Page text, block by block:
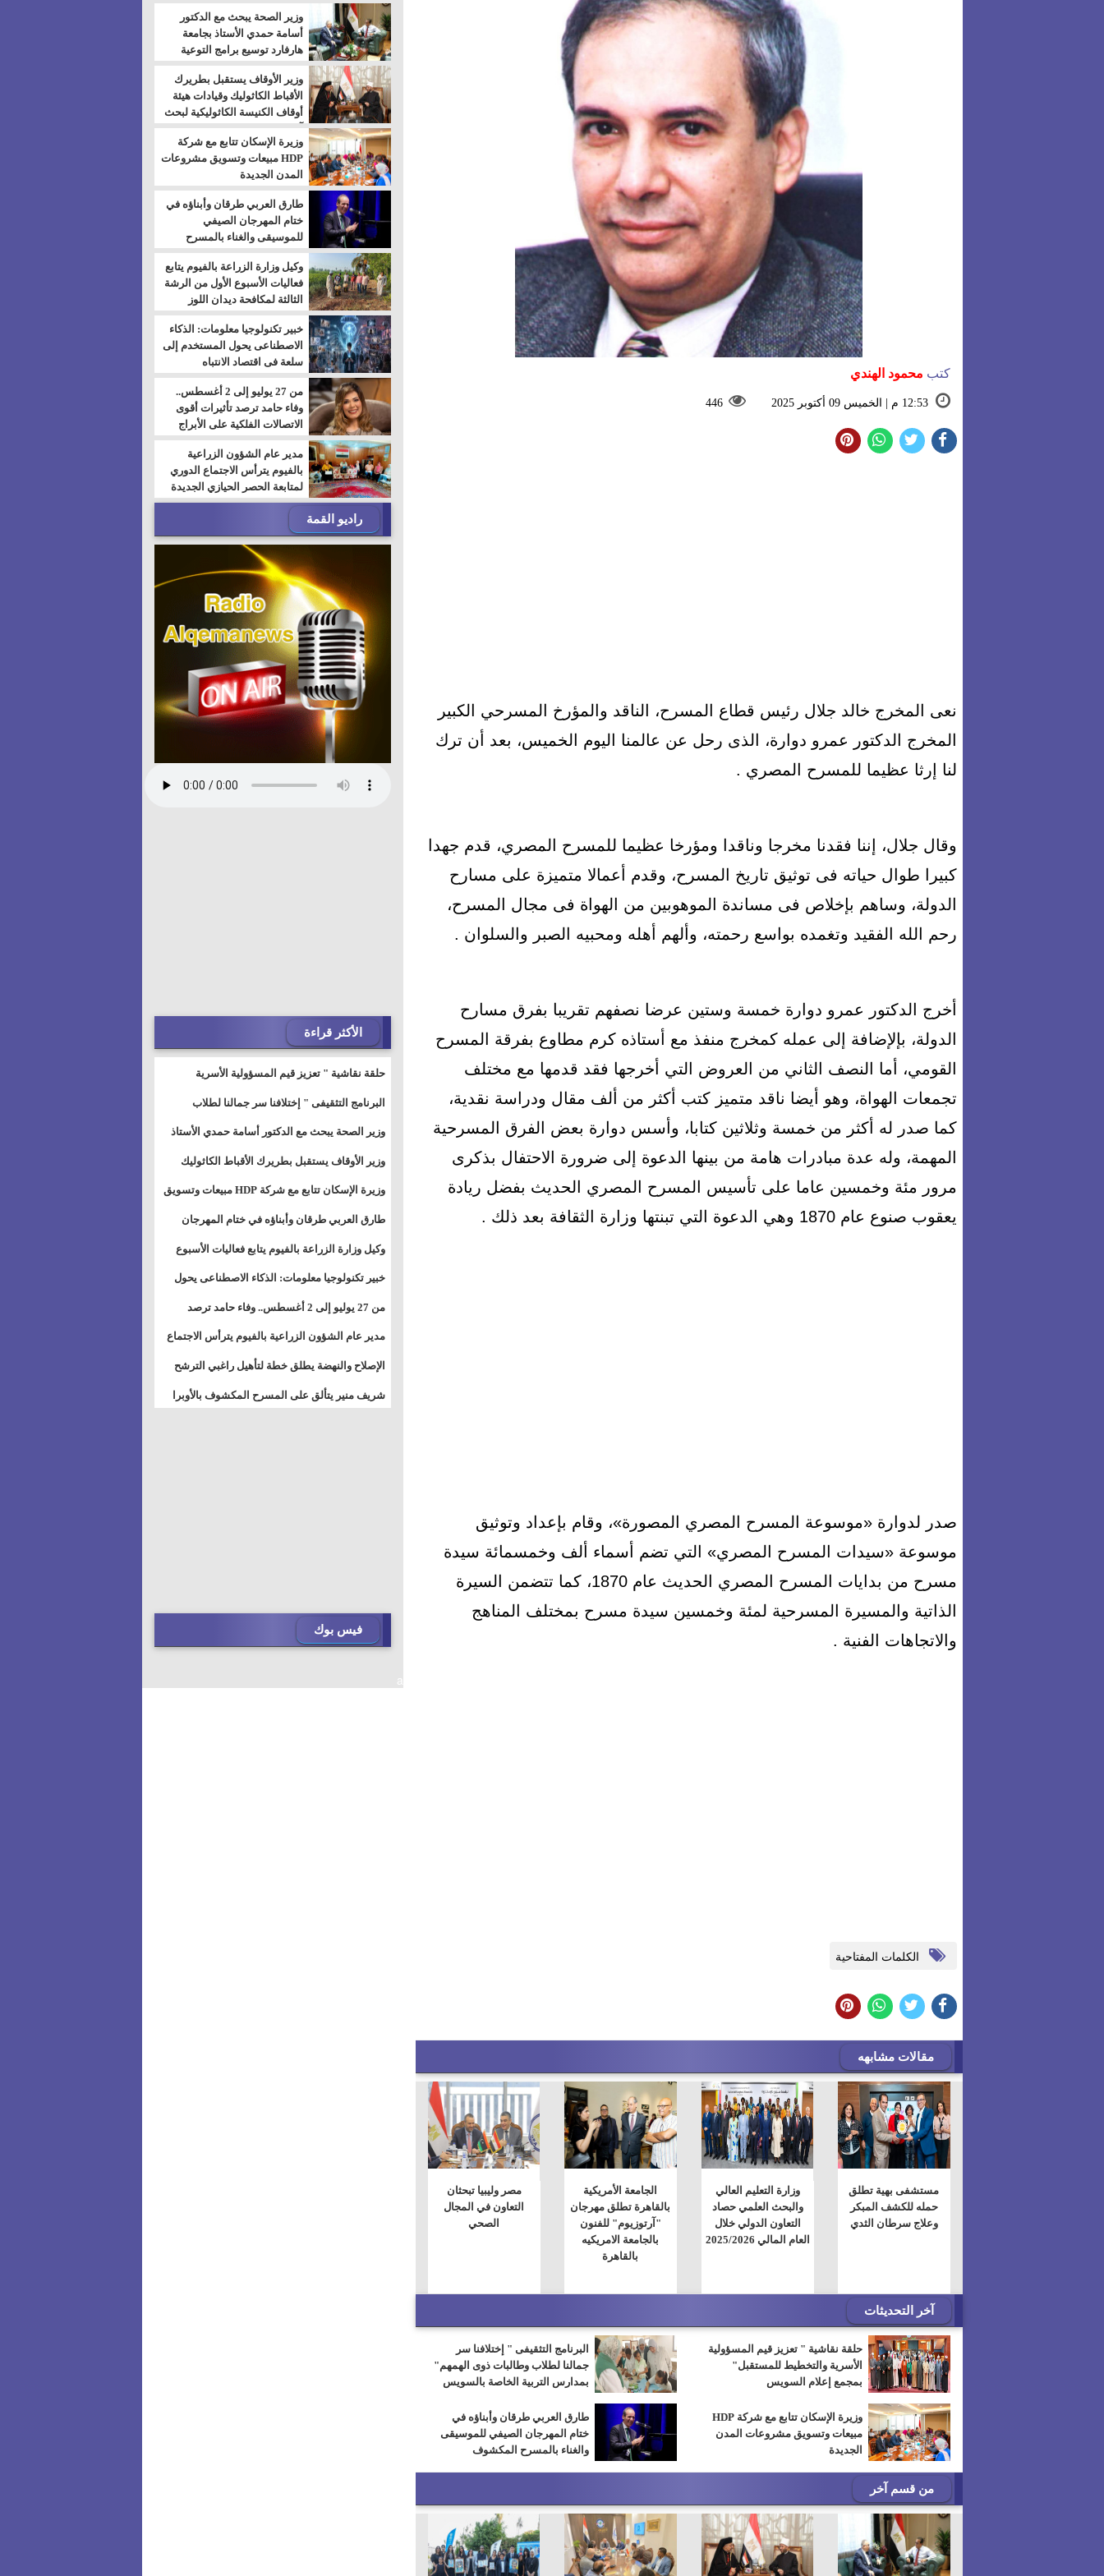
كتب محمود الهندي
12:53 م | الخميس 09 أكتوبر 2025 446
نعى المخرج خالد جلال رئيس قطاع المسرح، الناقد والمؤرخ المسرحي الكبير
المخرج الدكتور عمرو دوارة، الذى رحل عن عالمنا اليوم الخميس، بعد أن ترك
لنا إرثا عظيما للمسرح المصري .
وقال جلال، إننا فقدنا مخرجا وناقدا ومؤرخا عظيما للمسرح المصري، قدم جهدا
كبيرا طوال حياته فى توثيق تاريخ المسرح، وقدم أعمالا متميزة على مسارح
الدولة، وساهم بإخلاص فى مساندة الموهوبين من الهواة فى مجال المسرح،
رحم الله الفقيد وتغمده بواسع رحمته، وألهم أهله ومحبيه الصبر والسلوان .
أخرج الدكتور عمرو دوارة خمسة وستين عرضا نصفهم تقريبا بفرق مسارح
الدولة، بإلإضافة إلى عمله كمخرج منفذ مع أستاذه كرم مطاوع بفرقة المسرح
القومي، أما النصف الثاني من العروض التي أخرجها فقد قدمها مع مختلف
تجمعات الهواة، وهو أيضا ناقد متميز كتب أكثر من ألف مقال ودراسة نقدية،
كما صدر له أكثر من خمسة وثلاثين كتابا، وأسس دوارة بعض الفرق المسرحية
المهمة، وله عدة مبادرات هامة من بينها الدعوة إلى ضرورة الاحتفال بذكرى
مرور مئة وخمسين عاما على تأسيس المسرح المصري الحديث بفضل ريادة
يعقوب صنوع عام 1870 وهي الدعوة التي تبنتها وزارة الثقافة بعد ذلك .
صدر لدوارة «موسوعة المسرح المصري المصورة»، وقام بإعداد وتوثيق
موسوعة «سيدات المسرح المصري» التي تضم أسماء ألف وخمسمائة سيدة
مسرح من بدايات المسرح المصري الحديث عام 1870، كما تتضمن السيرة
الذاتية والمسيرة المسرحية لمئة وخمسين سيدة مسرح بمختلف المناهج
والاتجاهات الفنية .
الكلمات المفتاحية
مقالات مشابهه
مستشفى بهية تطلق
حمله للكشف المبكر
وعلاج سرطان الثدي
وزارة التعليم العالي
والبحث العلمي حصاد
التعاون الدولي خلال
العام المالي 2025/2026
الجامعة الأمريكية
بالقاهرة تطلق مهرجان
"آرتوزيوم" للفنون
بالجامعة الامريكيه
بالقاهرة
مصر وليبيا تبحثان
التعاون في المجال
الصحي
آخر التحديثات
حلقة نقاشية " تعزيز قيم المسؤولية
الأسرية والتخطيط للمستقبل"
بمجمع إعلام السويس
البرنامج التثقيفى " إختلافنا سر
جمالنا لطلاب وطالبات ذوى الهمهم"
بمدارس التربية الخاصة بالسويس
وزيرة الإسكان تتابع مع شركة HDP
مبيعات وتسويق مشروعات المدن
الجديدة
طارق العربي طرقان وأبناؤه في
ختام المهرجان الصيفي للموسيقى
والغناء بالمسرح المكشوف
من قسم آخر
بالسويس
وزير الصحة يبحث مع الدكتور
أسامة حمدي الأستاذ بجامعة
هارفارد توسيع برامج التوعية
بمرض السكري
وزير الأوقاف يستقبل بطريرك
الأقباط الكاثوليك وقيادات هيئة
أوقاف الكنيسة الكاثوليكية لبحث
آفاق التعاون المشترك
وزيرة الإسكان تتابع مع شركة
HDP مبيعات وتسويق مشروعات
المدن الجديدة
طارق العربي طرقان وأبناؤه في
ختام المهرجان الصيفي
للموسيقى والغناء بالمسرح
المكشوف
وكيل وزارة الزراعة بالفيوم يتابع
فعاليات الأسبوع الأول من الرشة
الثالثة لمكافحة ديدان اللوز
للقطن
خبير تكنولوجيا معلومات: الذكاء
الاصطناعى يحول المستخدم إلى
سلعة فى اقتصاد الانتباه
من 27 يوليو إلى 2 أغسطس..
وفاء حامد ترصد تأثيرات أقوى
الاتصالات الفلكية على الأبراج
مدير عام الشؤون الزراعية
بالفيوم يترأس الاجتماع الدوري
لمتابعة الحصر الحيازي الجديدة
راديو القمة
الأكثر قراءة
حلقة نقاشية " تعزيز قيم المسؤولية الأسرية
البرنامج التثقيفى " إختلافنا سر جمالنا لطلاب
وطالبات ذوى الهمهم" بمدارس التربية الخاصة
وزير الصحة يبحث مع الدكتور أسامة حمدي الأستاذ
بجامعة هارفارد توسيع برامج التوعية بمرض السكري
وزير الأوقاف يستقبل بطريرك الأقباط الكاثوليك
وزيرة الإسكان تتابع مع شركة HDP مبيعات وتسويق
مشروعات المدن الجديدة
طارق العربي طرقان وأبناؤه في ختام المهرجان
الصيفي للموسيقى والغناء بالمسرح المكشوف
وكيل وزارة الزراعة بالفيوم يتابع فعاليات الأسبوع
خبير تكنولوجيا معلومات: الذكاء الاصطناعى يحول
المستخدم إلى سلعة فى اقتصاد الانتباه
من 27 يوليو إلى 2 أغسطس.. وفاء حامد ترصد
تأثيرات أقوى الاتصالات الفلكية على الأبراج
مدير عام الشؤون الزراعية بالفيوم يترأس الاجتماع
الدوري لمتابعة الحصر الحيازي الجديدة
الإصلاح والنهضة يطلق خطة لتأهيل راغبي الترشح
للمجالس الشعبية المحلية ويستعرض خطط أماناته
بالمحافظات
شريف منير يتألق على المسرح المكشوف بالأوبرا
فيس بوك
a